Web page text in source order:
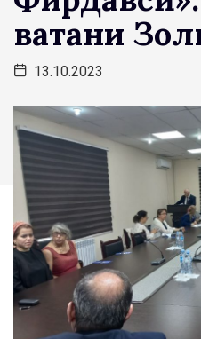
ватани
13.10.2023